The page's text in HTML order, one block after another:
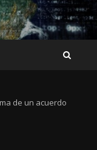
de un acuerdo